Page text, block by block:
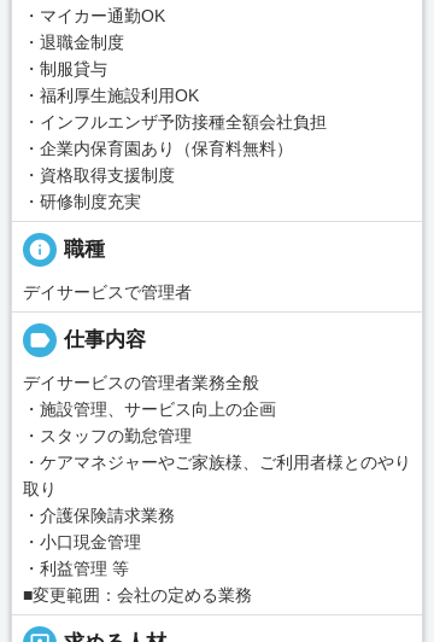
・マイカー通勤OK
・退職金制度
・制服貸与
・福利厚生施設利用OK
・インフルエンザ予防接種全額会社負担
・企業内保育園あり（保育料無料）
・資格取得支援制度
・研修制度充実
info 職種
デイサービスで管理者
label 仕事内容
デイサービスの管理者業務全般
・施設管理、サービス向上の企画
・スタッフの勤怠管理
・ケアマネジャーやご家族様、ご利用者様とのやり
取り
・介護保険請求業務
・小口現金管理
・利益管理 等
■変更範囲：会社の定める業務